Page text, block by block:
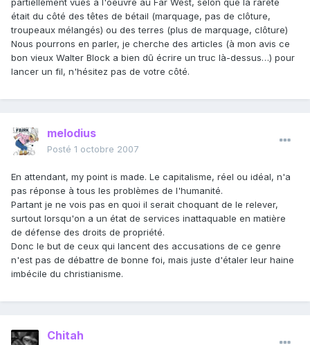
partiellement vues à l'oeuvre au Far West, selon que la rareté
était du côté des têtes de bétail (marquage, pas de clôture,
troupeaux mélangés) ou des terres (plus de marquage, clôture)
Nous pourrons en parler, je cherche des articles (à mon avis ce
bon vieux Walter Block a bien dû écrire un truc là-dessus…) pour
lancer un fil, n'hésitez pas de votre côté.
melodius
Posté 1 octobre 2007
En attendant, my point is made. Le capitalisme, réel ou idéal, n'a
pas réponse à tous les problèmes de l'humanité.
Partant je ne vois pas en quoi il serait choquant de le relever,
surtout lorsqu'on a un état de services inattaquable en matière
de défense des droits de propriété.
Donc le but de ceux qui lancent des accusations de ce genre
n'est pas de débattre de bonne foi, mais juste d'étaler leur haine
imbécile du christianisme.
Chitah